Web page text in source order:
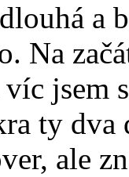
a
Na
víc jsem
ty
ale